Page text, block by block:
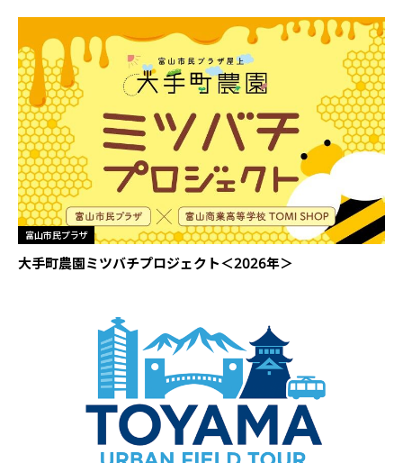
富山市民プラザ
大手町農園ミツバチプロジェクト＜2026年＞